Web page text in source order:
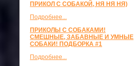
ПРИКОЛ С СОБАКОЙ, НЯ НЯ НЯ)
Подробнее...
ПРИКОЛЫ С СОБАКАМИ!
СМЕШНЫЕ, ЗАБАВНЫЕ И УМНЫЕ
СОБАКИ! ПОДБОРКА #1
Подробнее...